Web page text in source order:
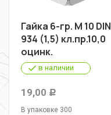
Гайка 6-гр. М 10 DIN
934 (1,5) кл.пр.10,0
оцинк.
в наличии
19,00 Р
В упаковке 300